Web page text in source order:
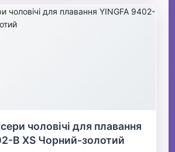
чоловічі для плавання
B XS Чорний-золотий